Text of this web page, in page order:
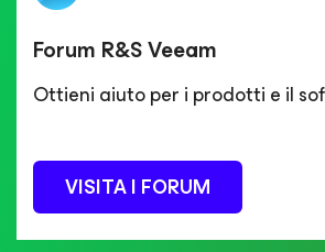
Forum R&S Veeam
Ottieni aiuto per i prodotti e il
VISITA I FORUM